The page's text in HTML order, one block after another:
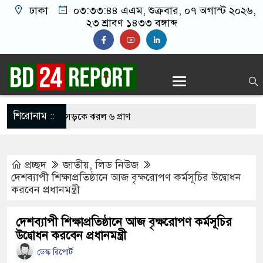
ঢাকা ০৩:৩৩:৪৫ এএম, শুক্রবার, ০৭ অগাস্ট
২০২৬, ২৩ শ্রাবণ ১৪৩৩ বঙ্গাব্দ
শিরোনাম ::
বাসচাপায় সড়কে ঝরল ৬ প্রাণ
বন্ধে খুলে নেওয়া হচ্ছে মসজিদের মাইক
তালিকা প্রণয়ন করবে ট্রাস্কফোর্স: স্বরাষ্ট্রমন্ত্রী
আমাদের মিত্র, অচিরেই আমাদের সঙ্গে মিশে যাবে:
প্রচ্ছদ জাতীয়,লিড নিউজ
দেশব্যাপী শিক্ষাপ্রতিষ্ঠানে আজ বৃক্ষরোপণ কর্মসূচির উদ্বোধন
করবেন প্রধানমন্ত্রী
দেশব্যাপী শিক্ষাপ্রতিষ্ঠানে আজ বৃক্ষরোপণ কর্মসূচির
উদ্বোধন করবেন প্রধানমন্ত্রী
ডেস্ক রিপোর্ট